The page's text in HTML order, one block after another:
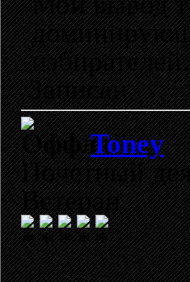
избирателей.
Записан
Toney
Почетный
Ветеран